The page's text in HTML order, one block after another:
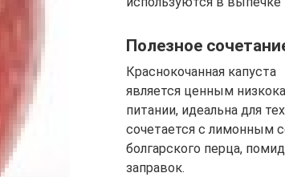
Полезное
Краснокочанная капуста
является ценным
питании, идеальна для
сочетается с лимонным
болгарского перца,
заправок.